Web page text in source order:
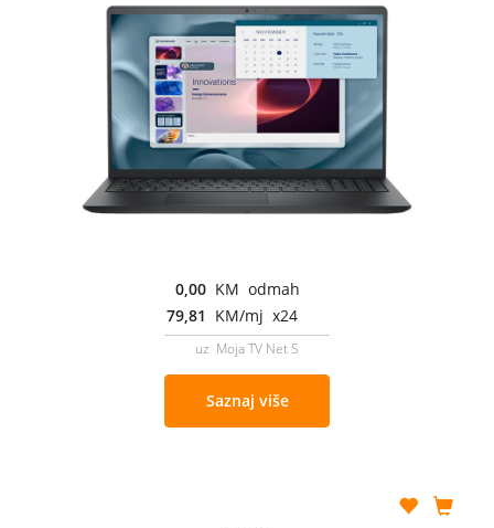
0,00 KM odmah
79,81 KM/mj x24
uz Moja TV Net S
Saznaj više